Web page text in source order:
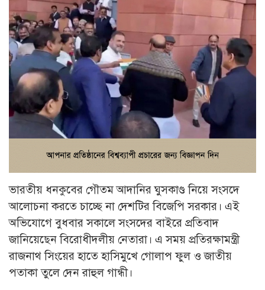
ভারতীয় ধনকুবের গৌতম আদানির ঘুসকাণ্ড নিয়ে সংসদে
আলোচনা করতে চাচ্ছে না দেশটির বিজেপি সরকার। এই
অভিযোগে বুধবার সকালে সংসদের বাইরে প্রতিবাদ
জানিয়েছেন বিরোধীদলীয় নেতারা। এ সময় প্রতিরক্ষামন্ত্রী
রাজনাথ সিংয়ের হাতে হাসিমুখে গোলাপ ফুল ও জাতীয়
পতাকা তুলে দেন রাহুল গান্ধী।